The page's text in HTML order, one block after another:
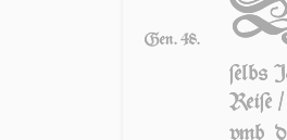
Gen. 48.
ſelbs
Reiſe
vmb